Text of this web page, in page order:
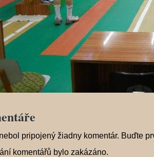
pripojený žiadny komentár. Buďte
komentářů bylo zakázáno.